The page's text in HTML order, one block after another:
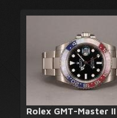
Rolex GMT-Master II